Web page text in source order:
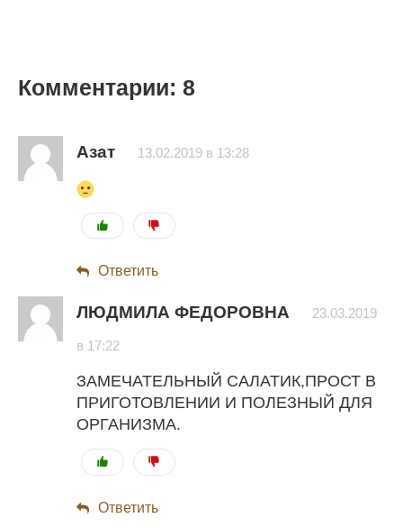
Комментарии: 8
Азат 13.02.2019 в 13:28
Ответить
ЛЮДМИЛА ФЕДОРОВНА 23.03.2019
в 17:22
ЗАМЕЧАТЕЛЬНЫЙ САЛАТИК,ПРОСТ В
ПРИГОТОВЛЕНИИ И ПОЛЕЗНЫЙ ДЛЯ
ОРГАНИЗМА.
Ответить